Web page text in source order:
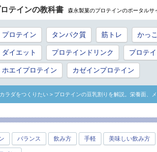
テインの教科書 森永製菓のプロテインのポータルサ
プロテイン タンパク質 筋トレ かっ
ダイエット プロテインドリンク プロテ
ホエイプロテイン カゼインプロテイン
ラダをつくりたい > プロテインの豆乳割りを解説。栄養面、
バランス 飲み方 手軽 美味しい飲み方